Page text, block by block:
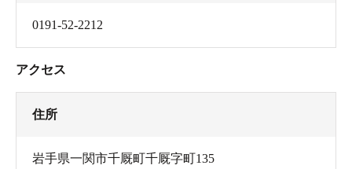
0191-52-2212
アクセス
住所
岩手県一関市千厩町千厩字町135